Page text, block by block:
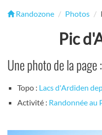
Randozone Photos
Pic
Une photo de la page :
Topo : Lacs d'Ardiden
Activité : Randonnée au